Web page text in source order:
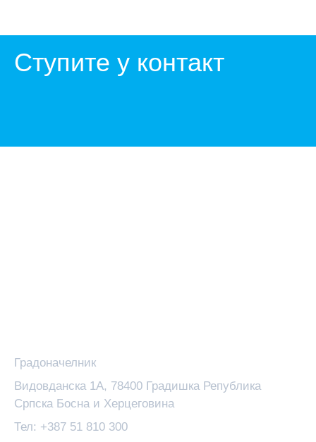
Ступите у контакт
Градоначелник
Видовданска 1А, 78400 Градишка Република
Српска Босна и Херцеговина
Тел: +387 51 810 300